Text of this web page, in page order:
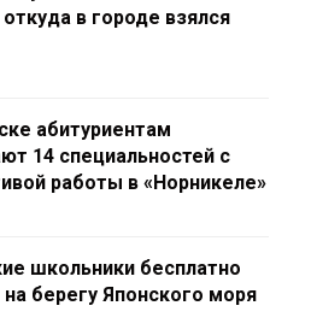
в городе взялся
абитуриентам
14 специальностей с
работы в «Норникеле»
школьники бесплатно
на берегу Японского моря